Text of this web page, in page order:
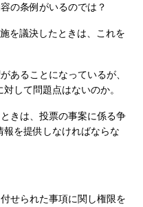
の条例がいるのでは？
を議決したときは、これを
あることになっているが、
して問題点はないのか。
きは、投票の事案に係る争
を提供しなければならな
せられた事項に関し権限を